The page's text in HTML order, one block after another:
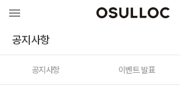
공지사항
공지사항 이벤트 발표